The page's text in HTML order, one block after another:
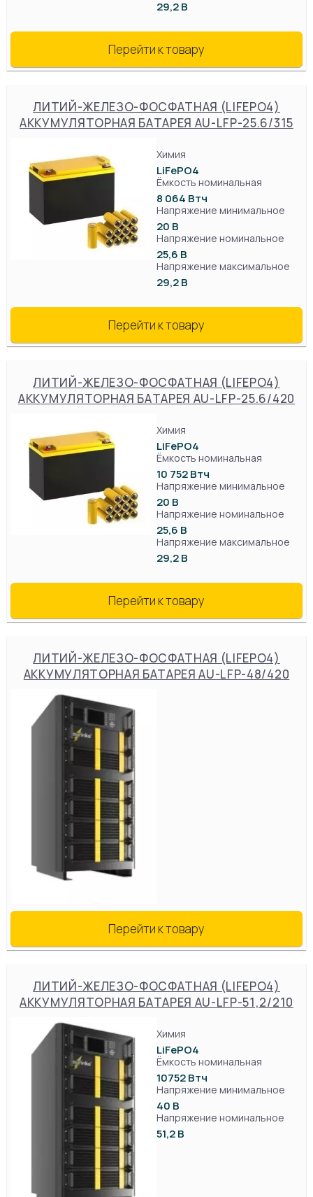
29,2 В
Перейти к товару
ЛИТИЙ-ЖЕЛЕЗО-ФОСФАТНАЯ (LIFEPO4)
АККУМУЛЯТОРНАЯ БАТАРЕЯ AU-LFP-25.6/315
Химия
LiFePO4
Ёмкость номинальная
8 064 Втч
Напряжение минимальное
20 В
Напряжение номинальное
25,6 В
Напряжение максимальное
29,2 В
Перейти к товару
ЛИТИЙ-ЖЕЛЕЗО-ФОСФАТНАЯ (LIFEPO4)
АККУМУЛЯТОРНАЯ БАТАРЕЯ AU-LFP-25.6/420
Химия
LiFePO4
Ёмкость номинальная
10 752 Втч
Напряжение минимальное
20 В
Напряжение номинальное
25,6 В
Напряжение максимальное
29,2 В
Перейти к товару
ЛИТИЙ-ЖЕЛЕЗО-ФОСФАТНАЯ (LIFEPO4)
АККУМУЛЯТОРНАЯ БАТАРЕЯ AU-LFP-48/420
Перейти к товару
ЛИТИЙ-ЖЕЛЕЗО-ФОСФАТНАЯ (LIFEPO4)
АККУМУЛЯТОРНАЯ БАТАРЕЯ AU-LFP-51,2/210
Химия
LiFePO4
Ёмкость номинальная
10752 Втч
Напряжение минимальное
40 В
Напряжение номинальное
51,2 В